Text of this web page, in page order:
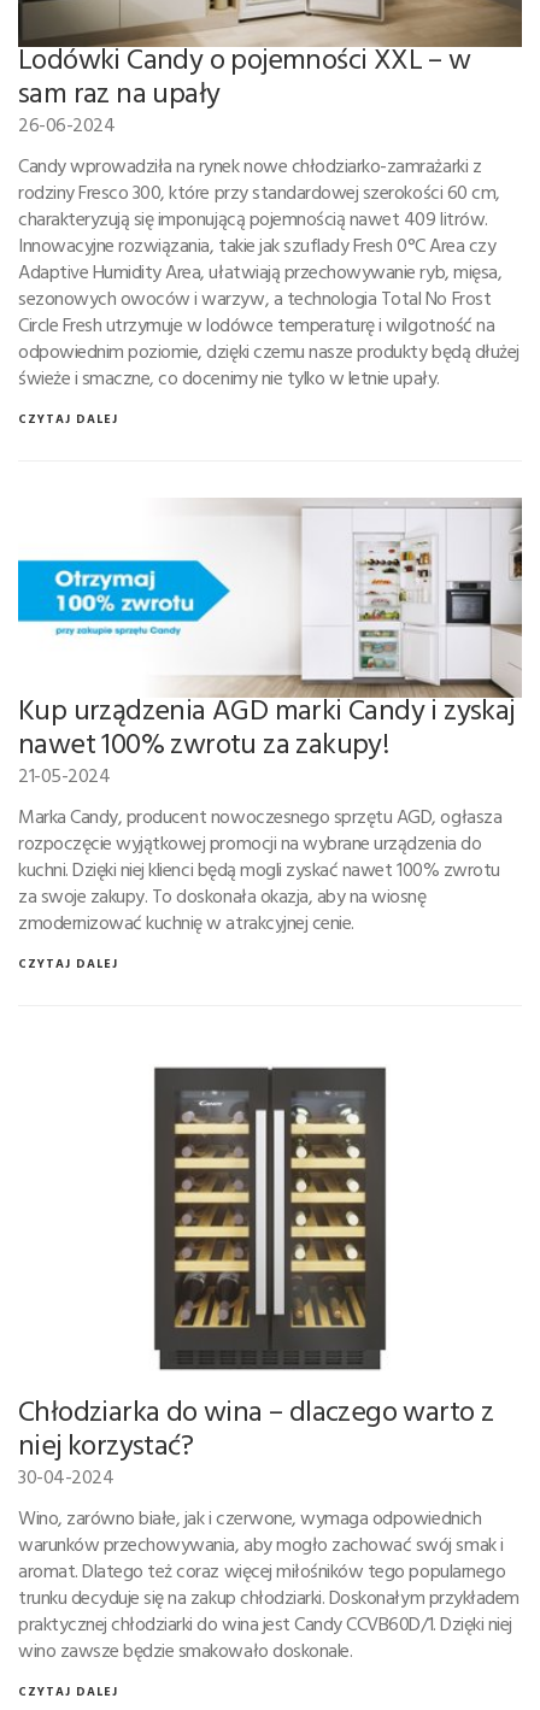
Lodówki Candy o pojemności XXL – w
sam raz na upały
26-06-2024
Candy wprowadziła na rynek nowe chłodziarko-zamrażarki z
rodziny Fresco 300, które przy standardowej szerokości 60 cm,
charakteryzują się imponującą pojemnością nawet 409 litrów.
Innowacyjne rozwiązania, takie jak szuflady Fresh 0°C Area czy
Adaptive Humidity Area, ułatwiają przechowywanie ryb, mięsa,
sezonowych owoców i warzyw, a technologia Total No Frost
Circle Fresh utrzymuje w lodówce temperaturę i wilgotność na
odpowiednim poziomie, dzięki czemu nasze produkty będą dłużej
świeże i smaczne, co docenimy nie tylko w letnie upały.
CZYTAJ DALEJ
Kup urządzenia AGD marki Candy i zyskaj
nawet 100% zwrotu za zakupy!
21-05-2024
Marka Candy, producent nowoczesnego sprzętu AGD, ogłasza
rozpoczęcie wyjątkowej promocji na wybrane urządzenia do
kuchni. Dzięki niej klienci będą mogli zyskać nawet 100% zwrotu
za swoje zakupy. To doskonała okazja, aby na wiosnę
zmodernizować kuchnię w atrakcyjnej cenie.
CZYTAJ DALEJ
Chłodziarka do wina – dlaczego warto z
niej korzystać?
30-04-2024
Wino, zarówno białe, jak i czerwone, wymaga odpowiednich
warunków przechowywania, aby mogło zachować swój smak i
aromat. Dlatego też coraz więcej miłośników tego popularnego
trunku decyduje się na zakup chłodziarki. Doskonałym przykładem
praktycznej chłodziarki do wina jest Candy CCVB60D/1. Dzięki niej
wino zawsze będzie smakowało doskonale.
CZYTAJ DALEJ